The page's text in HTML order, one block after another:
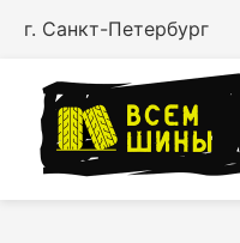
г. Санкт-Петербург